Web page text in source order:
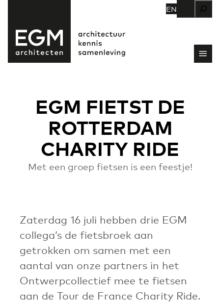
EN Zoeken
EGM FIETST DE
ROTTERDAM
CHARITY RIDE
Met een groep fietsen is een feestje!
Zaterdag 16 juli hebben drie EGM
collega’s de fietsbroek aan
getrokken om samen met een
aantal van onze partners in het
Ontwerpcollectief mee te fietsen
aan de Tour de France Charity Ride.